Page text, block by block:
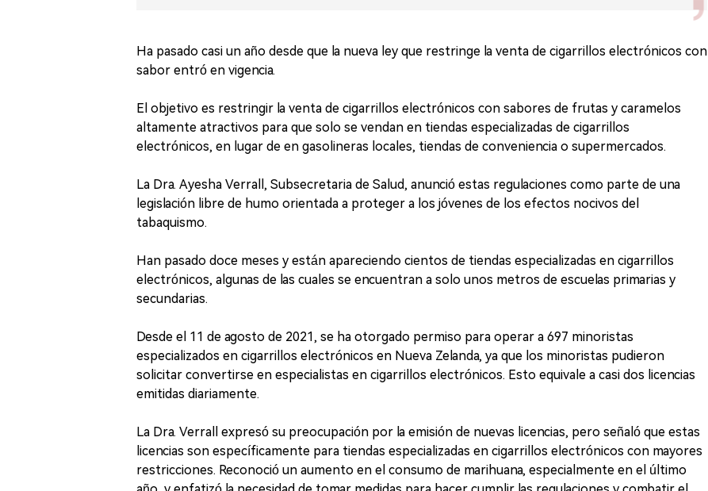
Ha pasado casi un año desde que la nueva ley que restringe la venta de cigarrillos electrónicos con
sabor entró en vigencia.
El objetivo es restringir la venta de cigarrillos electrónicos con sabores de frutas y caramelos
altamente atractivos para que solo se vendan en tiendas especializadas de cigarrillos
electrónicos, en lugar de en gasolineras locales, tiendas de conveniencia o supermercados.
La Dra. Ayesha Verrall, Subsecretaria de Salud, anunció estas regulaciones como parte de una
legislación libre de humo orientada a proteger a los jóvenes de los efectos nocivos del
tabaquismo.
Han pasado doce meses y están apareciendo cientos de tiendas especializadas en cigarrillos
electrónicos, algunas de las cuales se encuentran a solo unos metros de escuelas primarias y
secundarias.
Desde el 11 de agosto de 2021, se ha otorgado permiso para operar a 697 minoristas
especializados en cigarrillos electrónicos en Nueva Zelanda, ya que los minoristas pudieron
solicitar convertirse en especialistas en cigarrillos electrónicos. Esto equivale a casi dos licencias
emitidas diariamente.
La Dra. Verrall expresó su preocupación por la emisión de nuevas licencias, pero señaló que estas
licencias son específicamente para tiendas especializadas en cigarrillos electrónicos con mayores
restricciones. Reconoció un aumento en el consumo de marihuana, especialmente en el último